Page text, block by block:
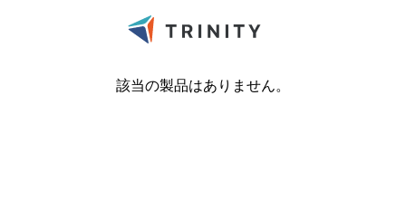
該当の製品はありません。